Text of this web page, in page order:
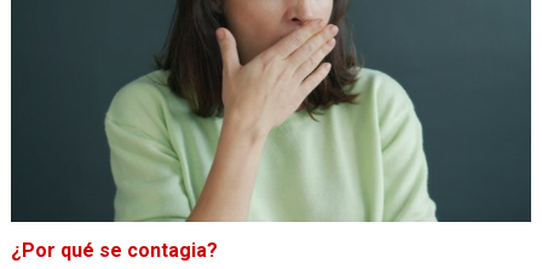
¿Por qué se contagia?